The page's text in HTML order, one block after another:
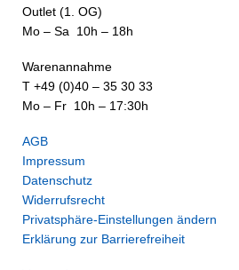
Outlet (1. OG)
Mo – Sa 10h – 18h
Warenannahme
T +49 (0)40 – 35 30 33
Mo – Fr 10h – 17:30h
AGB
Impressum
Datenschutz
Widerrufsrecht
Privatsphäre-Einstellungen ändern
Erklärung zur Barrierefreiheit